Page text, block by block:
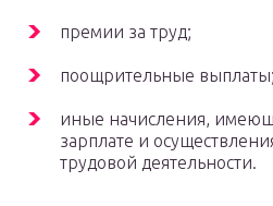
премии за труд;
поощрительные выплаты;
иные начисления,
зарплате и
трудовой деятельности.